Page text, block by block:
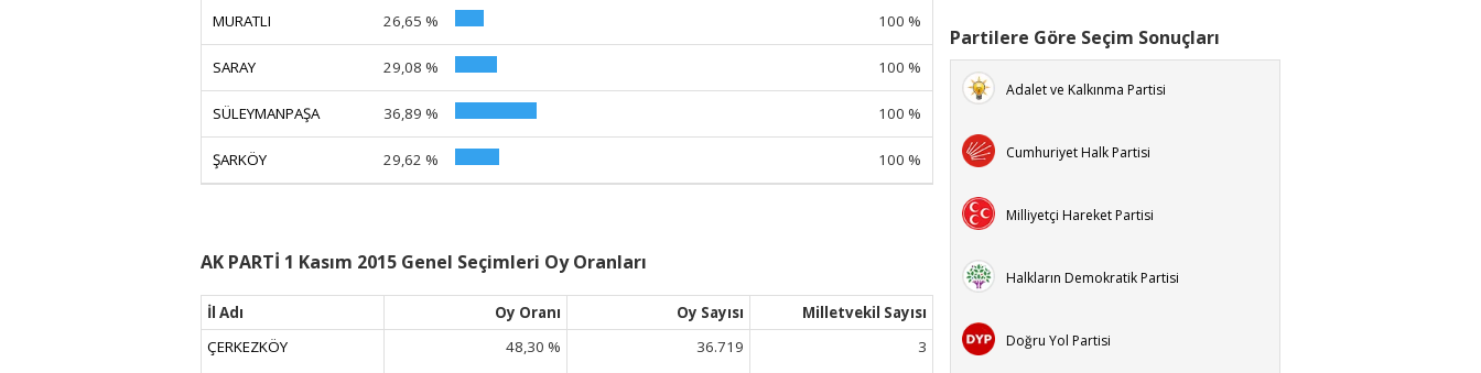
MURATLI 26,65 % 100 %
SARAY 29,08 % 100 %
SÜLEYMANPAŞA 36,89 % 100 %
ŞARKÖY 29,62 % 100 %
AK PARTİ 1 Kasım 2015 Genel Seçimleri Oy Oranları
İl Adı Oy Oranı Oy Sayısı
Milletvekil Sayısı
ÇERKEZKÖY
48,30 % 36.719 3
Partilere Göre Seçim Sonuçları
Adalet ve Kalkınma Partisi
Cumhuriyet Halk Partisi
Milliyetçi Hareket Partisi
Halkların Demokratik Partisi
Doğru Yol Partisi